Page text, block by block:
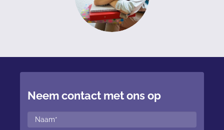
Neem contact met ons op